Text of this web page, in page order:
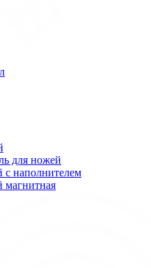
для ножей
с наполнителем
магнитная